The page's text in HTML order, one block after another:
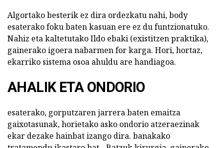
Algortako besterik ez dira ordezkatu nahi, body
esaterako foku baten kasuan ere ez du funtzionatuko.
Nahiz eta kaltetutako Ildo ebaki (existitzen praktika),
gainerako igoera nabarmen for karga. Hori, hortaz,
ekarriko sistema osoa ahuldu are handiagoa.
AHALIK ETA ONDORIO
esaterako, gorputzaren jarrera baten emaitza
gaixotasunak, horietako asko ondorio atzeraezinak
ekar dezake hainbat izango dira. banakako